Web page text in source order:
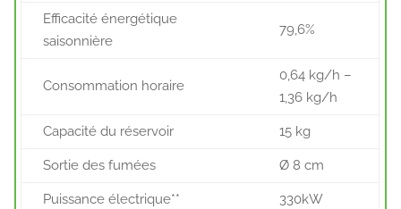
Efficacité énergétique
saisonnière
79,6%
Consommation horaire
0,64 kg/h –
1,36 kg/h
Capacité du réservoir 15 kg
Sortie des fumées Ø 8 cm
Puissance électrique** 330kW